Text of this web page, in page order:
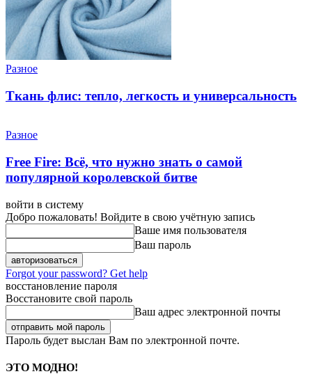
Разное
Ткань флис: тепло, легкость и универсальность
Разное
Free Fire: Всё, что нужно знать о самой
популярной королевской битве
войти в систему
Добро пожаловать! Войдите в свою учётную запись
Ваше имя пользователя
Ваш пароль
Forgot your password? Get help
восстановление пароля
Восстановите свой пароль
Ваш адрес электронной почты
Пароль будет выслан Вам по электронной почте.
ЭТО МОДНО!